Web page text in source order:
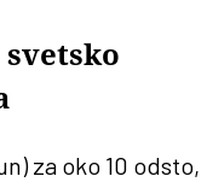
za oko 10 odsto,